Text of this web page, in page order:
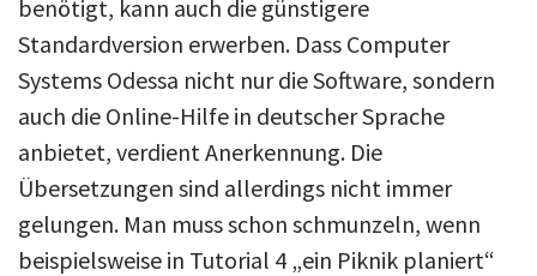
benötigt, kann auch die günstigere
Standardversion erwerben. Dass Computer
Systems Odessa nicht nur die Software, sondern
auch die Online-Hilfe in deutscher Sprache
anbietet, verdient Anerkennung. Die
Übersetzungen sind allerdings nicht immer
gelungen. Man muss schon schmunzeln, wenn
beispielsweise in Tutorial 4 „ein Piknik planiert“